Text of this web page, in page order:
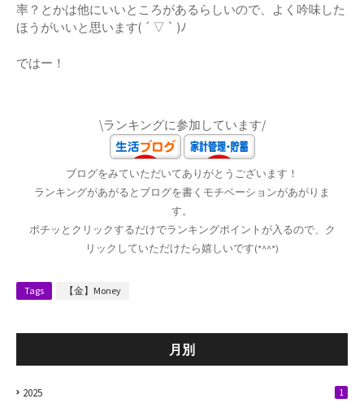
率？とかは他にいいところがあるらしいので、よく吟味した
ほうがいいと思います( ´ ▽ ` )ﾉ
ではー！
\ランキングに参加しています/
ブログをみていただいてありがとうございます！
ランキングがあがるとブログを書くモチベーションがあがりま
す。
ポチッとクリックするだけでランキングポイントが入るので、ク
リックしていただけたら嬉しいです(*^^*)
Tags 【金】Money
月別
2025 1